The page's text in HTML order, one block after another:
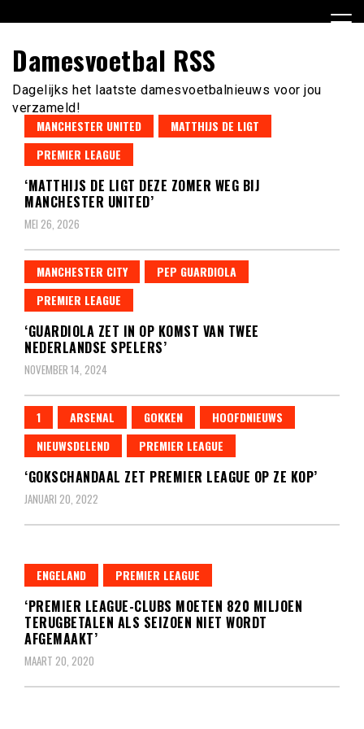
naar
inhoud
Damesvoetbal RSS
Dagelijks het laatste damesvoetbalnieuws voor jou
verzameld!
MANCHESTER UNITED
MATTHIJS DE LIGT
PREMIER LEAGUE
‘MATTHIJS DE LIGT DEZE ZOMER WEG BIJ
MANCHESTER UNITED’
MEI 26, 2026
MANCHESTER CITY
PEP GUARDIOLA
PREMIER LEAGUE
‘GUARDIOLA ZET IN OP KOMST VAN TWEE
NEDERLANDSE SPELERS’
NOVEMBER 14, 2024
1 ARSENAL GOKKEN
HOOFDNIEUWS
NIEUWSDELEND
PREMIER LEAGUE
‘GOKSCHANDAAL ZET PREMIER LEAGUE OP ZE KOP’
JANUARI 20, 2022
ENGELAND PREMIER LEAGUE
‘PREMIER LEAGUE-CLUBS MOETEN 820 MILJOEN
TERUGBETALEN ALS SEIZOEN NIET WORDT
AFGEMAAKT’
MAART 20, 2020